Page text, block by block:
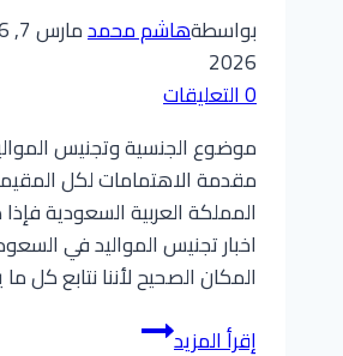
بواسطةهاشم محمدمارس 7, 2026
2026
0 التعليقات
موضوع الجنسية وتجنيس
مقدمة الاهتمامات لكل
المملكة العربية السعودية
اخبار تجنيس المواليد في
المكان الصحيح لأننا نتابع كل
إقرأ المزيد